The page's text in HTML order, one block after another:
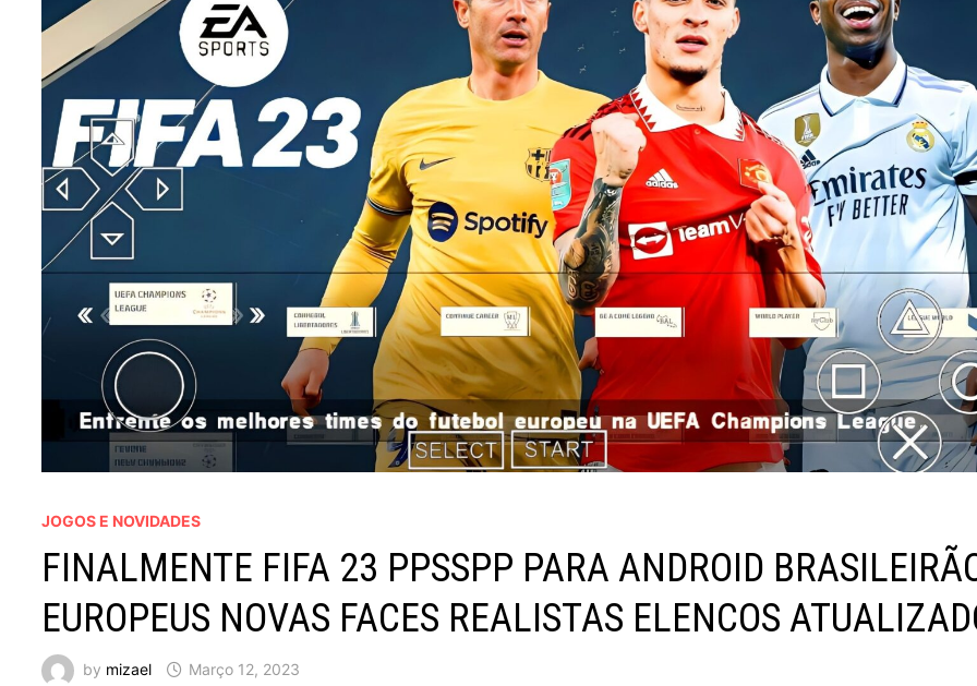
JOGOS E NOVIDADES
FINALMENTE FIFA 23 PPSSPP PARA ANDROID
EUROPEUS NOVAS FACES REALISTAS ELENCOS
by mizael Março 12, 2023